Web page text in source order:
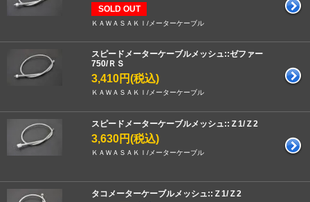
SOLD OUT
ＫＡＷＡＳＡＫＩ/メーターケーブル
スピードメーターケーブルメッシュ::ゼファー
750/ＲＳ
3,410円(税込)
ＫＡＷＡＳＡＫＩ/メーターケーブル
スピードメーターケーブルメッシュ::Ｚ1/Ｚ2
3,630円(税込)
ＫＡＷＡＳＡＫＩ/メーターケーブル
タコメーターケーブルメッシュ::Ｚ1/Ｚ2